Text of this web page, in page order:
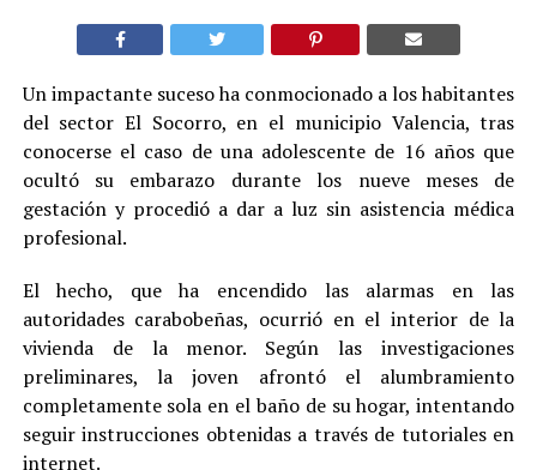
Un impactante suceso ha conmocionado a los habitantes
del sector El Socorro, en el municipio Valencia, tras
conocerse el caso de una adolescente de 16 años que
ocultó su embarazo durante los nueve meses de
gestación y procedió a dar a luz sin asistencia médica
profesional.
El hecho, que ha encendido las alarmas en las
autoridades carabobeñas, ocurrió en el interior de la
vivienda de la menor. Según las investigaciones
preliminares, la joven afrontó el alumbramiento
completamente sola en el baño de su hogar, intentando
seguir instrucciones obtenidas a través de tutoriales en
internet.